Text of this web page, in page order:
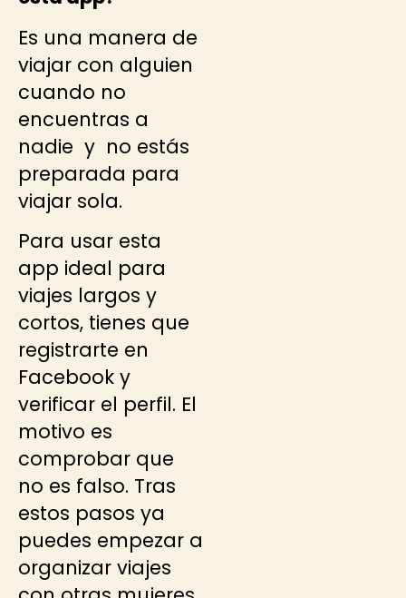
Es una manera de
viajar con alguien
cuando no
encuentras a
nadie y no estás
preparada para
viajar sola.
Para usar esta
app ideal para
viajes largos y
cortos, tienes que
registrarte en
Facebook y
verificar el perfil. El
motivo es
comprobar que
no es falso. Tras
estos pasos ya
puedes empezar a
organizar viajes